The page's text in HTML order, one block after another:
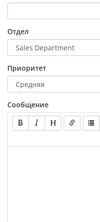
Отдел
Приоритет
Сообщение